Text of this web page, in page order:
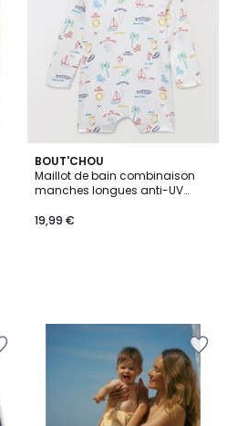
BOUT'CHOU
Maillot de bain combinaison
manches longues anti-UV
19,99 €